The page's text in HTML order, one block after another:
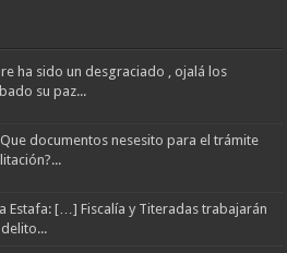
ha sido un desgraciado , ojalá los
su paz...
documentos nesesito para el trámite
Estafa: […] Fiscalía y Titeradas trabajarán